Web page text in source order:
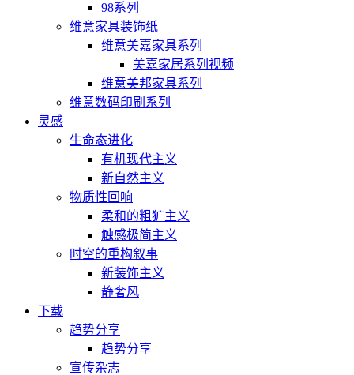
98系列
维意家具装饰纸
维意美嘉家具系列
美嘉家居系列视频
维意美邦家具系列
维意数码印刷系列
灵感
生命态进化
有机现代主义
新自然主义
物质性回响
柔和的粗犷主义
触感极简主义
时空的重构叙事
新装饰主义
静奢风
下载
趋势分享
趋势分享
宣传杂志